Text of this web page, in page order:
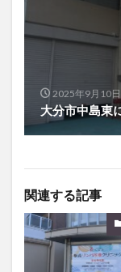
2025年9月10日
大分市中島東
関連する記事